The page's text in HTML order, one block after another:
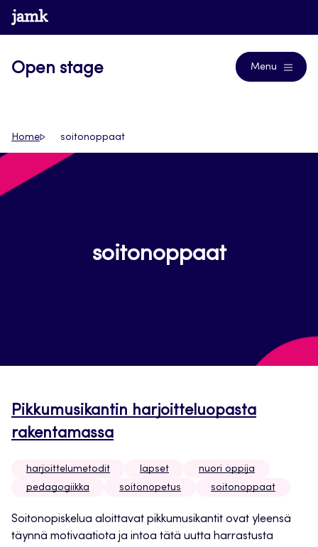
Siirry
suoraan
www.jamk.fi
Open stage Menu
Home soitonoppaat
soitonoppaat
Pikkumusikantin harjoitteluopasta
rakentamassa
harjoittelumetodit lapset
nuori oppija
pedagogiikka
soitonopetus soitonoppaat
Soitonopiskelua aloittavat pikkumusikantit ovat yleensä
täynnä motivaatiota ja intoa tätä uutta harrastusta